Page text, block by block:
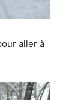
aller à